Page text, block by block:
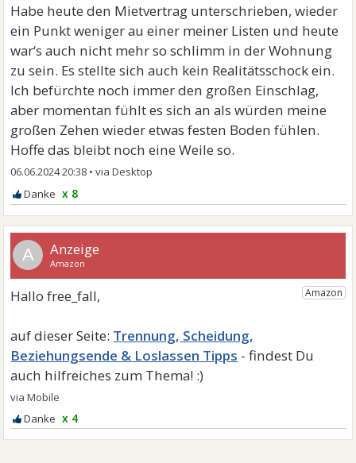
Habe heute den Mietvertrag unterschrieben, wieder
ein Punkt weniger au einer meiner Listen und heute
war‘s auch nicht mehr so schlimm in der Wohnung
zu sein. Es stellte sich auch kein Realitätsschock ein.
Ich befürchte noch immer den großen Einschlag,
aber momentan fühlt es sich an als würden meine
großen Zehen wieder etwas festen Boden fühlen.
Hoffe das bleibt noch eine Weile so.
06.06.2024 20:38 •
x 8
A
Trennung, Scheidung,
Beziehungsende & Loslassen Tipps
x 4